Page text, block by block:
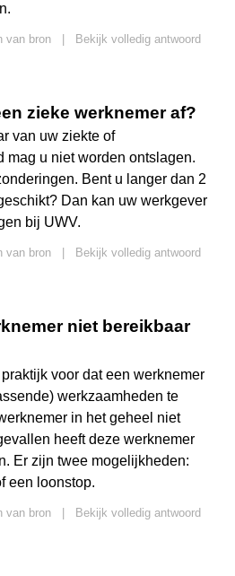
van bron
Bekijk volledig antwoord
zieke werknemer af?
van uw ziekte of
mag u niet worden ontslagen.
Bent u langer dan 2
Dan kan uw werkgever
bij UWV.
van bron
Bekijk volledig antwoord
niet bereikbaar
voor dat een werknemer
werkzaamheden te
in het geheel niet
heeft deze werknemer
Er zijn twee mogelijkheden:
een loonstop.
van bron
Bekijk volledig antwoord